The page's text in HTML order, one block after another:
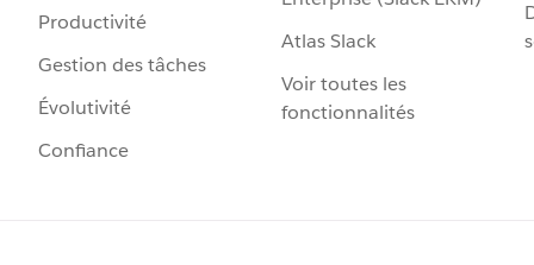
Productivité
Gestion des tâches
Évolutivité
Confiance
Atlas Slack
Voir toutes les
fonctionnalités